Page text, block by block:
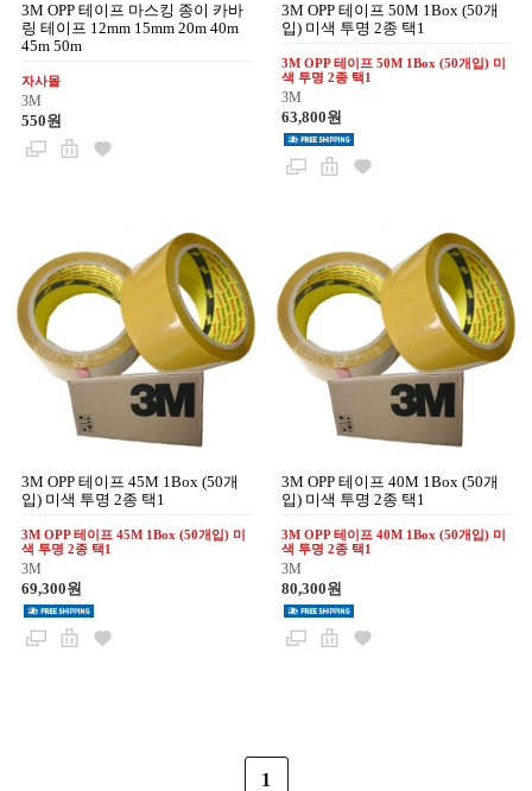
3M OPP 테이프 마스킹 종이 카바
링 테이프 12mm 15mm 20m 40m
45m 50m
자사몰
3M
550원
3M OPP 테이프 50M 1Box (50개
입) 미색 투명 2종 택1
3M OPP 테이프 50M 1Box (50개입) 미
색 투명 2종 택1
3M
63,800원
3M OPP 테이프 45M 1Box (50개
입) 미색 투명 2종 택1
3M OPP 테이프 45M 1Box (50개입) 미
색 투명 2종 택1
3M
69,300원
3M OPP 테이프 40M 1Box (50개
입) 미색 투명 2종 택1
3M OPP 테이프 40M 1Box (50개입) 미
색 투명 2종 택1
3M
80,300원
1